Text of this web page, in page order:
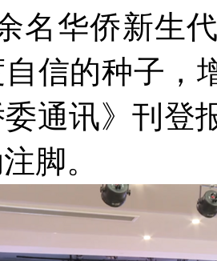
名华侨新生
信的种子，
通讯》刊登
脚。